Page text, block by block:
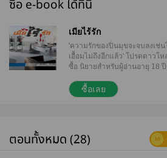
ซื้อ e-book ได้ที่นี่
เมียไร้รัก
'ความรักของปิ่นมุขจะจบลงเช่น
เอื้อมไม่ถึงอีกแล้ว' โปรดดาวโ
ซื้อ นิยายสำหรับผู้อ่านอายุ 18
ซื้อเลย
ตอนทั้งหมด (28)